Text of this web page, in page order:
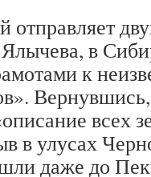
отправляет
в
к
всех
в улусах
даже до